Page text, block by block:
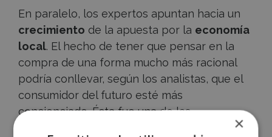
En paralelo, los expertos apuntan hacia un
crecimiento de la apuesta por la economía
local. El hecho de tener que pensar en la
compra de una forma mucho más racional
podría conllevar, según los analistas, que el
consumidor del futuro esté más
concienciado. Ésta fue una de las
conclusiones de los participantes del sector
×